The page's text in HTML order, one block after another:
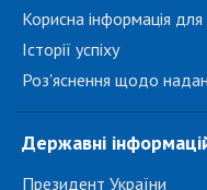
Корисна інформація
Історії успіху
Роз'яснення щодо
Державні
Президент України